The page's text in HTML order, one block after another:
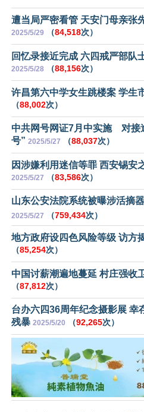
遭当局严密看管 天安门母亲张
2025/5/29 （84,518次）
回忆录接近完成 六四戒严部队
2025/5/28 （88,156次）
许昌第六中学女生跳楼案 学生
（88,002次）
中共网号网证7月中实施 对接
号” 2025/5/27 （88,037次）
因涉嫌利用迷信等罪 西安锡安
2025/5/27 （83,586次）
山东公安法院系统被曝涉活摘
2025/5/27 （759,434次）
地方政府设四色风险等级 访方
（85,254次）
中国讨薪潮遍地蔓延 村庄强收
（87,812次）
台办六四36周年纪念摄影展 幸
残暴 2025/5/20 （92,265次）